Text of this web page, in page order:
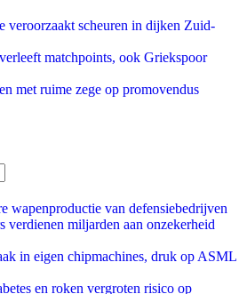
veroorzaakt scheuren in dijken Zuid-
matchpoints, ook Griekspoor
met ruime zege op promovendus
wapenproductie van defensiebedrijven
verdienen miljarden aan onzekerheid
in eigen chipmachines, druk op ASML
en roken vergroten risico op